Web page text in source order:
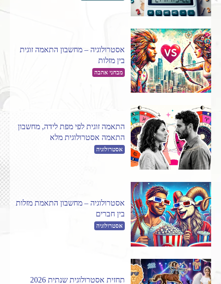
אסטרולוגיה – מחשבון התאמה זוגית
בין מזלות
מבחני אהבה
התאמה זוגית לפי מפת לידה, מחשבון
התאמה אסטרולוגית מלא
אסטרולוגיה
אסטרולוגיה – מחשבון התאמת מזלות
בין חברים
אסטרולוגיה
תחזית אסטרולוגית שנתית 2026